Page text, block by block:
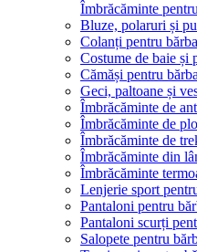
Îmbrăcăminte
Bluze, polaruri și
Colanți pentru
Costume de baie și
Cămăși pentru
Geci, paltoane și
Îmbrăcăminte de
Îmbrăcăminte de
Îmbrăcăminte de
Îmbrăcăminte din
Îmbrăcăminte
Lenjerie sport
Pantaloni pentru
Pantaloni scurți
Salopete pentru